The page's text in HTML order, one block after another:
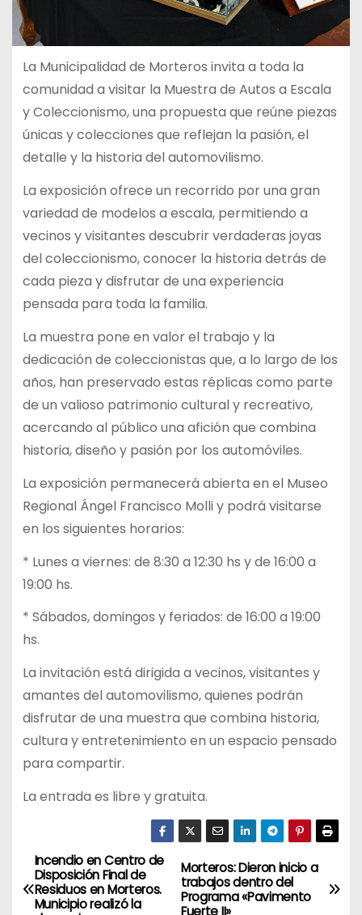
La Municipalidad de Morteros invita a toda la
comunidad a visitar la Muestra de Autos a Escala
y Coleccionismo, una propuesta que reúne piezas
únicas y colecciones que reflejan la pasión, el
detalle y la historia del automovilismo.
La exposición ofrece un recorrido por una gran
variedad de modelos a escala, permitiendo a
vecinos y visitantes descubrir verdaderas joyas
del coleccionismo, conocer la historia detrás de
cada pieza y disfrutar de una experiencia
pensada para toda la familia.
La muestra pone en valor el trabajo y la
dedicación de coleccionistas que, a lo largo de los
años, han preservado estas réplicas como parte
de un valioso patrimonio cultural y recreativo,
acercando al público una afición que combina
historia, diseño y pasión por los automóviles.
La exposición permanecerá abierta en el Museo
Regional Ángel Francisco Molli y podrá visitarse
en los siguientes horarios:
* Lunes a viernes: de 8:30 a 12:30 hs y de 16:00 a
19:00 hs.
* Sábados, domingos y feriados: de 16:00 a 19:00
hs.
La invitación está dirigida a vecinos, visitantes y
amantes del automovilismo, quienes podrán
disfrutar de una muestra que combina historia,
cultura y entretenimiento en un espacio pensado
para compartir.
La entrada es libre y gratuita.
N
a
Morteros: Dieron inicio a
trabajos dentro del
Programa «Pavimento
Fuerte II»
Incendio en Centro de
Disposición Final de
Residuos en Morteros.
Municipio realizó la